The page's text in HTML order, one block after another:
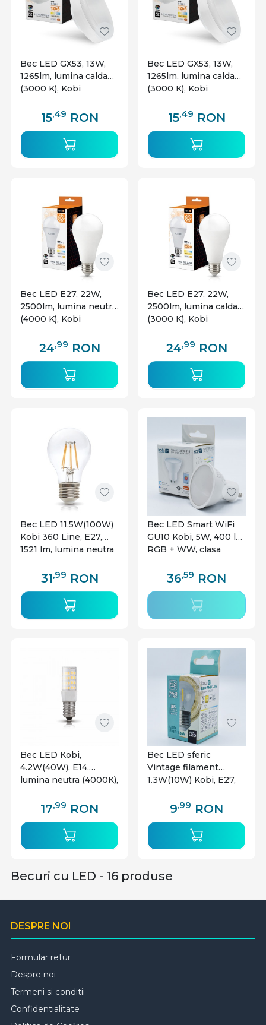
Bec LED GX53, 13W,
1265lm, lumina calda
(3000 K), Kobi
15,49 RON
Bec LED GX53, 13W,
1265lm, lumina calda
(3000 K), Kobi
15,49 RON
Bec LED E27, 22W,
2500lm, lumina neutra
(4000 K), Kobi
24,99 RON
Bec LED E27, 22W,
2500lm, lumina calda
(3000 K), Kobi
24,99 RON
Bec LED 11.5W(100W)
Kobi 360 Line, E27,
1521 lm, lumina neutra
energetica E
31,99 RON
Bec LED Smart WiFi
GU10 Kobi, 5W, 400 lm,
RGB + WW, clasa
36,59 RON
Bec LED Kobi,
4.2W(40W), E14,
lumina neutra (4000K),
17,99 RON
Bec LED sferic
Vintage filament
1.3W(10W) Kobi, E27,
(2700K), clasa
9,99 RON
Becuri cu LED - 16 produse
DESPRE NOI
Formular retur
Despre noi
Termeni si conditii
Confidentialitate